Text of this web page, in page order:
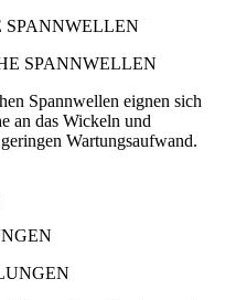
Spannwellen eignen sich
an das Wickeln und
Wartungsaufwand.